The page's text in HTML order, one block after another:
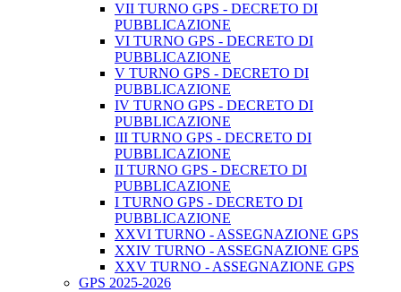
VII TURNO GPS - DECRETO DI
PUBBLICAZIONE
VI TURNO GPS - DECRETO DI
PUBBLICAZIONE
V TURNO GPS - DECRETO DI
PUBBLICAZIONE
IV TURNO GPS - DECRETO DI
PUBBLICAZIONE
III TURNO GPS - DECRETO DI
PUBBLICAZIONE
II TURNO GPS - DECRETO DI
PUBBLICAZIONE
I TURNO GPS - DECRETO DI
PUBBLICAZIONE
XXVI TURNO - ASSEGNAZIONE GPS
XXIV TURNO - ASSEGNAZIONE GPS
XXV TURNO - ASSEGNAZIONE GPS
GPS 2025-2026